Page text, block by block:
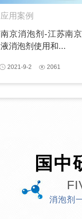
应用案例
南京消泡剂-江苏南
液消泡剂使用和...
2021-9-2 2061
国
消泡剂